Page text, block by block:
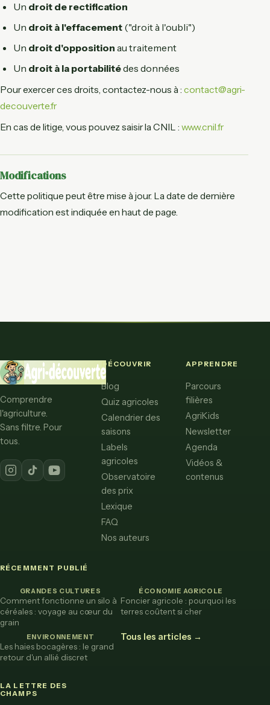
Un droit de rectification
Un droit à l'effacement ("droit à l'oubli")
Un droit d'opposition au traitement
Un droit à la portabilitédes données
Pour exercer ces droits, contactez-nous à : contact@agri-
decouverte.fr
En cas de litige, vous pouvez saisir la CNIL : www.cnil.fr
Modifications
Cette politique peut être mise à jour. La date de dernière
modification est indiquée en haut de page.
Comprendre
l'agriculture.
Sans filtre. Pour
tous.
DÉCOUVRIR
Blog
Quiz agricoles
Calendrier des
saisons
Labels
agricoles
Observatoire
des prix
Lexique
FAQ
Nos auteurs
APPRENDRE
Parcours
filières
AgriKids
Newsletter
Agenda
Vidéos &
contenus
RÉCEMMENT PUBLIÉ
GRANDES CULTURES
Comment fonctionne un silo à
céréales : voyage au cœur du
grain
ÉCONOMIE AGRICOLE
Foncier agricole : pourquoi les
terres coûtent si cher
ENVIRONNEMENT
Les haies bocagères : le grand
retour d'un allié discret
Tous les articles →
LA LETTRE DES
CHAMPS